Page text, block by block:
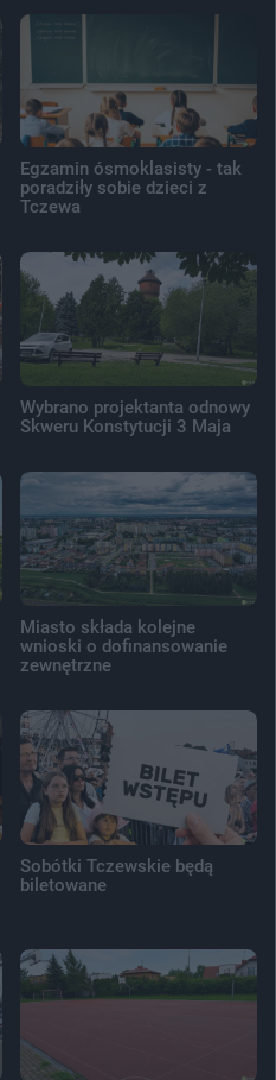
Egzamin ósmoklasisty - tak
poradziły sobie dzieci z
Tczewa
Wybrano projektanta odnowy
Skweru Konstytucji 3 Maja
Miasto składa kolejne
wnioski o dofinansowanie
zewnętrzne
Sobótki Tczewskie będą
biletowane